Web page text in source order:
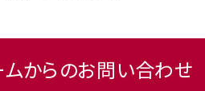
ムからのお問い合わせ